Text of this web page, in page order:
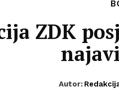
ZDK
Autor: